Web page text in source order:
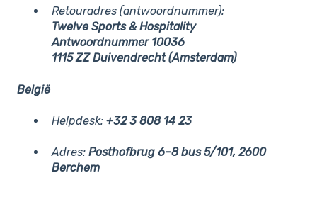
Retouradres (antwoordnummer):
Twelve Sports & Hospitality
Antwoordnummer 10036
1115 ZZ Duivendrecht (Amsterdam)
België
Helpdesk: +32 3 808 14 23
Adres: Posthofbrug 6–8 bus 5/101, 2600
Berchem